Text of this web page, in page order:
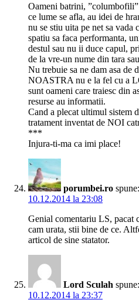
Oameni batrini,
ce lume se afla, au idei de
nu se stiu uita pe net sa vada
spatiu sa faca performanta,
destul sau nu ii duce capul,
de la vre-un nume din tara
Nu trebuie sa ne dam asa
NOASTRA nu e la fel cu a
sunt oameni care traiesc din
resurse au informatii.
Cand a plecat ultimul sistem
tratament inventat de NOI
***
Injura-ti-ma ca imi place!
porumbei.ro spune:
10.12.2014 la 23:08
Genial comentariu LS, pacat
cam urata, stii bine de ce.
articol de sine statator.
Lord Sculah spune:
10.12.2014 la 23:37